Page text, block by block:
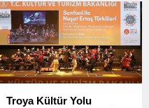
sanatı ve sanatçıyı
desteklemeye devam
ediyor.
Troya Kültür Yolu